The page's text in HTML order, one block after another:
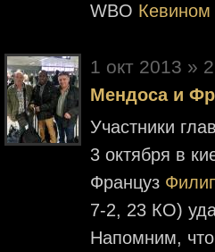
WBO
1 окт 2013 »
Мендоса и
Участники
3 октября в
Француз
7-2, 23 КО)
Напомним, что